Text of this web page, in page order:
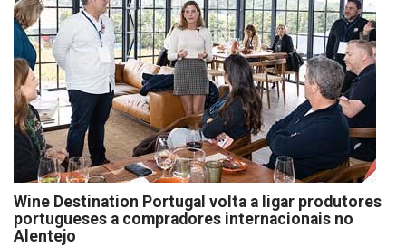
Wine Destination Portugal volta a ligar produtores
portugueses a compradores internacionais no
Alentejo